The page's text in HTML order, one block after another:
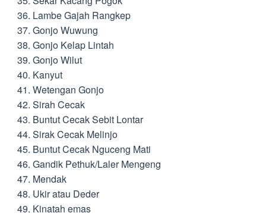
Lambe Gajah Rangkep
Gonjo Wuwung
Gonjo Kelap Lintah
Gonjo Wilut
Kanyut
Wetengan Gonjo
Sirah Cecak
Buntut Cecak Sebit Lontar
Sirak Cecak Melinjo
Buntut Cecak Nguceng Mati
Gandik Pethuk/Laler Mengeng
Mendak
Ukir atau Deder
Kinatah emas